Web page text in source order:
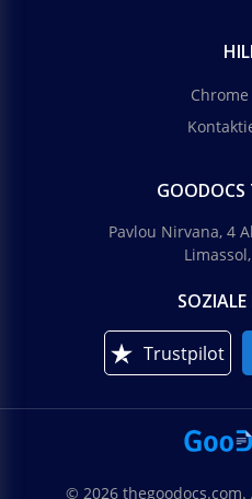
GOODOCS
Pavlou Nirvana, 4
SOZIALE
Trustpilot
© 2026